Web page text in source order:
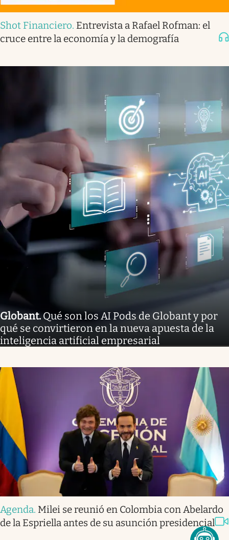
Shot Financiero. Entrevista a Rafael Rofman: el
cruce entre la economía y la demografía
Globant.Qué son los AI Pods de Globant y por
qué se convirtieron en la nueva apuesta de la
inteligencia artificial empresarial
Agenda. Milei se reunió en Colombia con Abelardo
de la Espriella antes de su asunción presidencial